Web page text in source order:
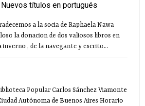
Nuevos títulos en portugués
a la socia de Raphaela Nawa
la donacion de dos valiosos libros en
, de la navegante y escrito...
Popular Carlos Sánchez Viamonte
Autónoma de Buenos Aires Horario